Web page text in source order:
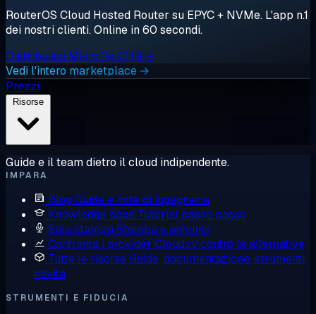
RouterOS Cloud Hosted Router su EPYC + NVMe. L'app n.1
dei nostri clienti. Online in 60 secondi.
Distribuisci MikroTik CHR →
Vedi l'intero marketplace →
Prezzi
Guide e il team dietro il cloud indipendente.
IMPARA
Blog Guide e note di ingegneria
Knowledge base Tutorial passo passo
Sala stampaStampa e annunci
Confronta i provider Cloudzy contro le alternative
Tutte le risorseGuide, documentazione, strumenti,
novità
STRUMENTI E FIDUCIA